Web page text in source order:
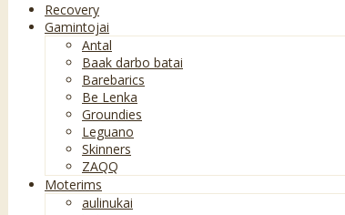
Recovery
Gamintojai
Antal
Baak darbo batai
Barebarics
Be Lenka
Groundies
Leguano
Skinners
ZAQQ
Moterims
aulinukai